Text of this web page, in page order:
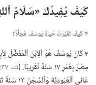
كَيْفَ يُفِيدُكَ «سَلَامُ
٣كَيْفَ تَغَيَّرَتْ حَيَاةُ يُوسُفَ فَجْأَةً؟‏
٣كَانَ يُوسُفُ هُوَ ٱلِٱبْنَ ٱلْمُفَضَّلَ
مِصْرَ بِعُمْرِ ١٧ سَنَةً تَقْرِيبًا.‏ (‏
تك ٣٧:‏٢-‏٤،‏
عَانَى ٱلْعُبُودِيَّةَ وَٱلسَّجْنَ ١٣ سَنَةً تَقْرِيبًا.‏ فَمَاذَا سَاعَدَهُ كَيْ لَا يَيْأَسَ وَيَحْقِدَ؟‏